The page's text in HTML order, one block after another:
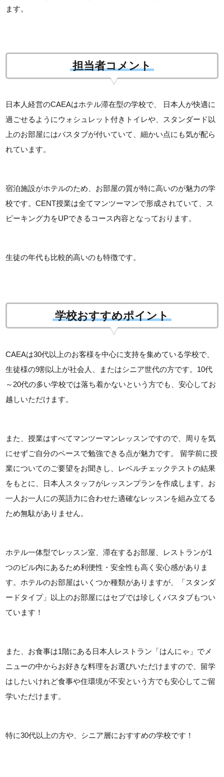
ます。
担当者コメント
日本人経営のCAEAはホテル滞在型の学校で、 日本人が快適に
過ごせるようにウォシュレット付きトイレや、スタンダード以
上のお部屋にはバスタブが付いていて、細かい点にも気が配ら
れています。
宿泊施設がホテルのため、お部屋の質が特に高いのが魅力の学
校です。CENT授業は全てマンツーマンで形成されていて、ス
ピーキング力をUPできるコース内容となっております。
生徒の年代も比較的高いのも特徴です。
学校おすすめポイント
CAEAは30代以上のお客様を中心に支持を集めている学校で、
生徒様の9割以上が社会人、またはシニア世代の方です。10代
～20代の多い学校では落ち着かないという方でも、安心してお
越しいただけます。
また、授業はすべてマンツーマンレッスンですので、周りを気
にせずご自分のペースで勉強できる点が魅力です。 留学前に授
業についてのご要望をお聞きし、レベルチェックテストの結果
をもとに、日本人スタッフがレッスンプランを作成します。お
一人お一人にの英語力に合わせた適確なレッスンを組み立てる
ため無駄がありません。
ホテル一体型でレッスン室、滞在するお部屋、レストランが1
つのビル内にあるため利便性・安全性も高く安心感がありま
す。ホテルのお部屋はいくつか種類がありますが、「スタンダ
ードタイプ」以上のお部屋にはセブでは珍しくバスタブもつい
ています！
また、お食事は1階にある日本人レストラン「はんにゃ」でメ
ニューの中からお好きな料理をお選びいただけますので、留学
はしたいけれど食事や住環境が不安という方でも安心してご留
学いただけます。
特に30代以上の方や、シニア層におすすめの学校です！